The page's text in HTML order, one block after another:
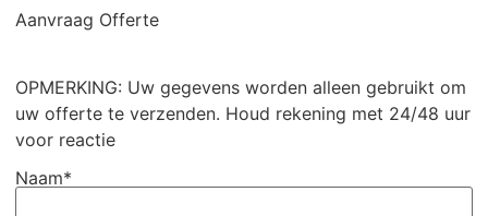
Aanvraag Offerte
OPMERKING: Uw gegevens worden alleen gebruikt om
uw offerte te verzenden. Houd rekening met 24/48 uur
voor reactie
Naam*